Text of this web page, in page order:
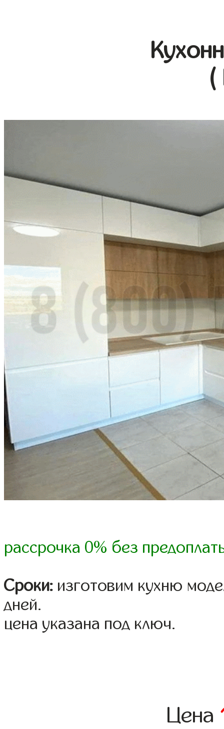
(
рассрочка 0% без
Сроки: изготовим кухню
дней.
цена указана под ключ.
Цена